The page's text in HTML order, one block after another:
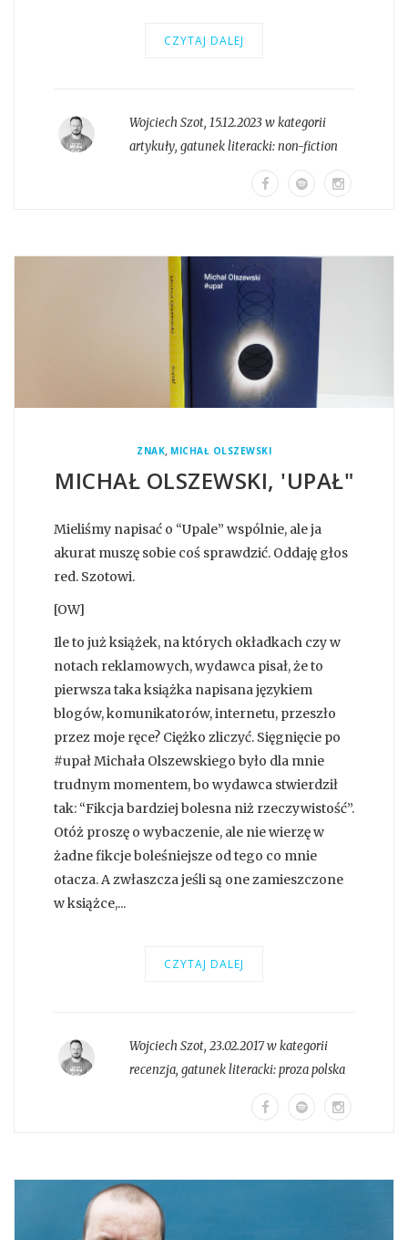
CZYTAJ DALEJ
Wojciech Szot, 15.12.2023 w kategorii
artykuły, gatunek literacki:non-fiction
ZNAK, MICHAŁ OLSZEWSKI
MICHAŁ OLSZEWSKI, 'UPAŁ"
Mieliśmy napisać o “Upale” wspólnie, ale ja
akurat muszę sobie coś sprawdzić. Oddaję głos
red. Szotowi.
[OW]
Ile to już książek, na których okładkach czy w
notach reklamowych, wydawca pisał, że to
pierwsza taka książka napisana językiem
blogów, komunikatorów, internetu, przeszło
przez moje ręce? Ciężko zliczyć. Sięgnięcie po
#upał Michała Olszewskiego było dla mnie
trudnym momentem, bo wydawca stwierdził
tak: “Fikcja bardziej bolesna niż rzeczywistość”.
Otóż proszę o wybaczenie, ale nie wierzę w
żadne fikcje boleśniejsze od tego co mnie
otacza. A zwłaszcza jeśli są one zamieszczone
w książce,...
CZYTAJ DALEJ
Wojciech Szot, 23.02.2017 w kategorii
recenzja, gatunek literacki:proza polska